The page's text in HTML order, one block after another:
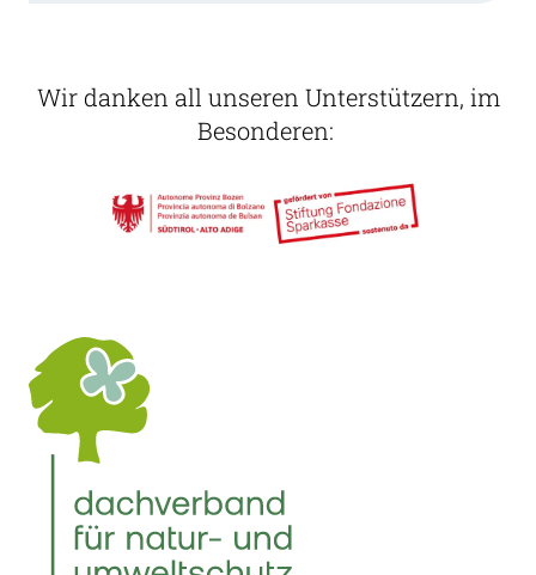
Wir danken all unseren Unterstützern, im
Besonderen: